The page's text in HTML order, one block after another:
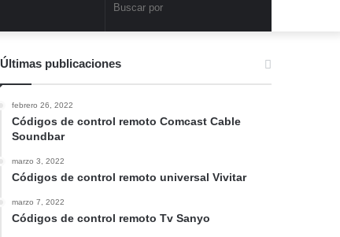
Últimas publicaciones
febrero 26, 2022
Códigos de control remoto Comcast Cable
Soundbar
marzo 3, 2022
Códigos de control remoto universal Vivitar
marzo 7, 2022
Códigos de control remoto Tv Sanyo